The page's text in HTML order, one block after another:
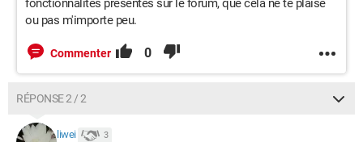
fonctionnalités présentes sur le forum, que cela ne te plaise
ou pas m'importe peu.
Commenter 0
RÉPONSE 2 / 2
liwei 3